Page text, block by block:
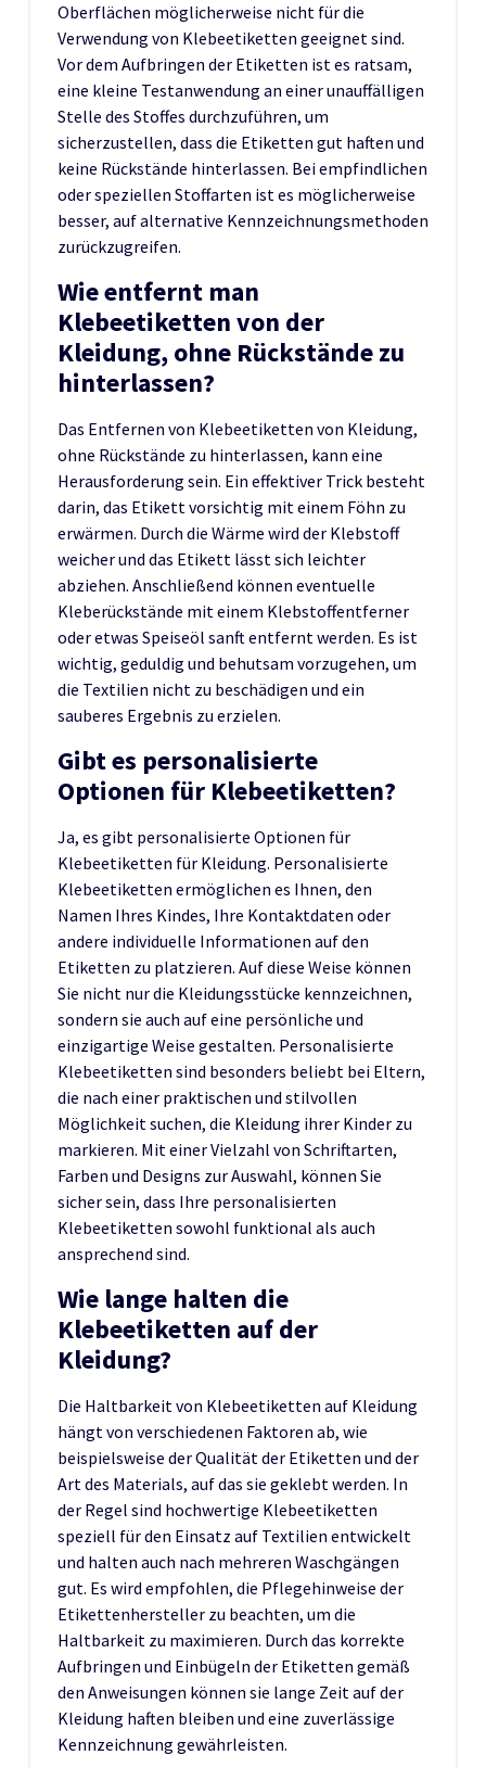
Oberflächen möglicherweise nicht für die
Verwendung von Klebeetiketten geeignet sind.
Vor dem Aufbringen der Etiketten ist es ratsam,
eine kleine Testanwendung an einer unauffälligen
Stelle des Stoffes durchzuführen, um
sicherzustellen, dass die Etiketten gut haften und
keine Rückstände hinterlassen. Bei empfindlichen
oder speziellen Stoffarten ist es möglicherweise
besser, auf alternative Kennzeichnungsmethoden
zurückzugreifen.
Wie entfernt man
Klebeetiketten von der
Kleidung, ohne Rückstände zu
hinterlassen?
Das Entfernen von Klebeetiketten von Kleidung,
ohne Rückstände zu hinterlassen, kann eine
Herausforderung sein. Ein effektiver Trick besteht
darin, das Etikett vorsichtig mit einem Föhn zu
erwärmen. Durch die Wärme wird der Klebstoff
weicher und das Etikett lässt sich leichter
abziehen. Anschließend können eventuelle
Kleberückstände mit einem Klebstoffentferner
oder etwas Speiseöl sanft entfernt werden. Es ist
wichtig, geduldig und behutsam vorzugehen, um
die Textilien nicht zu beschädigen und ein
sauberes Ergebnis zu erzielen.
Gibt es personalisierte
Optionen für Klebeetiketten?
Ja, es gibt personalisierte Optionen für
Klebeetiketten für Kleidung. Personalisierte
Klebeetiketten ermöglichen es Ihnen, den
Namen Ihres Kindes, Ihre Kontaktdaten oder
andere individuelle Informationen auf den
Etiketten zu platzieren. Auf diese Weise können
Sie nicht nur die Kleidungsstücke kennzeichnen,
sondern sie auch auf eine persönliche und
einzigartige Weise gestalten. Personalisierte
Klebeetiketten sind besonders beliebt bei Eltern,
die nach einer praktischen und stilvollen
Möglichkeit suchen, die Kleidung ihrer Kinder zu
markieren. Mit einer Vielzahl von Schriftarten,
Farben und Designs zur Auswahl, können Sie
sicher sein, dass Ihre personalisierten
Klebeetiketten sowohl funktional als auch
ansprechend sind.
Wie lange halten die
Klebeetiketten auf der
Kleidung?
Die Haltbarkeit von Klebeetiketten auf Kleidung
hängt von verschiedenen Faktoren ab, wie
beispielsweise der Qualität der Etiketten und der
Art des Materials, auf das sie geklebt werden. In
der Regel sind hochwertige Klebeetiketten
speziell für den Einsatz auf Textilien entwickelt
und halten auch nach mehreren Waschgängen
gut. Es wird empfohlen, die Pflegehinweise der
Etikettenhersteller zu beachten, um die
Haltbarkeit zu maximieren. Durch das korrekte
Aufbringen und Einbügeln der Etiketten gemäß
den Anweisungen können sie lange Zeit auf der
Kleidung haften bleiben und eine zuverlässige
Kennzeichnung gewährleisten.